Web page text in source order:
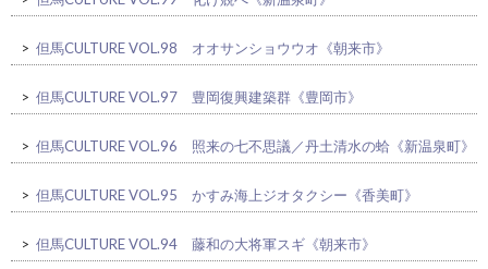
> 但馬CULTURE VOL.98 オオサンショウウオ《朝来市》
> 但馬CULTURE VOL.97 豊岡復興建築群《豊岡市》
> 但馬CULTURE VOL.96 照来の七不思議／丹土清水の蛤《新温泉町》
> 但馬CULTURE VOL.95 かすみ海上ジオタクシー《香美町》
> 但馬CULTURE VOL.94 藤和の大将軍スギ《朝来市》